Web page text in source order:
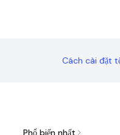
Cách cài đặt
Phổ biến nhất